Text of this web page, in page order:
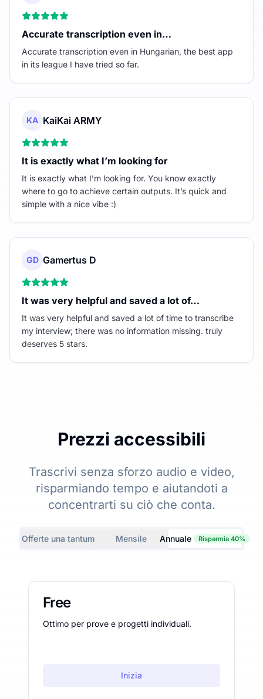
Accurate transcription even in…
Accurate transcription even in Hungarian, the best app
in its league I have tried so far.
KA KaiKai ARMY
It is exactly what I’m looking for
It is exactly what I’m looking for. You know exactly
where to go to achieve certain outputs. It’s quick and
simple with a nice vibe :)
GD Gamertus D
It was very helpful and saved a lot of…
It was very helpful and saved a lot of time to transcribe
my interview; there was no information missing. truly
deserves 5 stars.
Prezzi accessibili
Trascrivi senza sforzo audio e video,
risparmiando tempo e aiutandoti a
concentrarti su ciò che conta.
Offerte una tantum Mensile Annuale Risparmia 40%
Free
Ottimo per prove e progetti individuali.
Inizia